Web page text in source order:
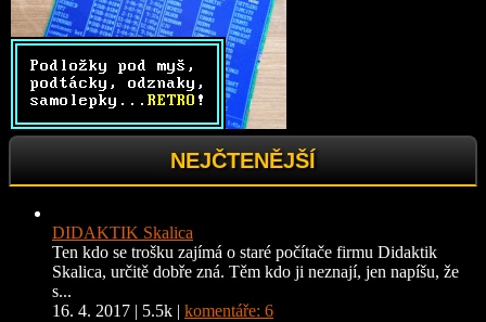
NEJČTENĚJŠÍ
DIDAKTIK Skalica
Ten kdo se trošku zajímá o staré počítače firmu Didaktik
Skalica, určitě dobře zná. Těm kdo ji neznají, jen napíšu, že
s...
16. 4. 2017 | 5.5k | komentáře: 6